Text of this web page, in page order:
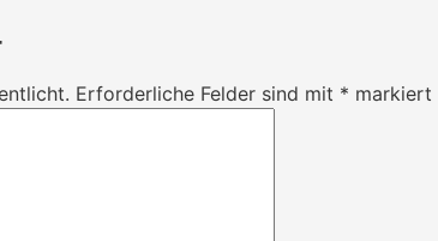
Erforderliche Felder sind mit * markiert